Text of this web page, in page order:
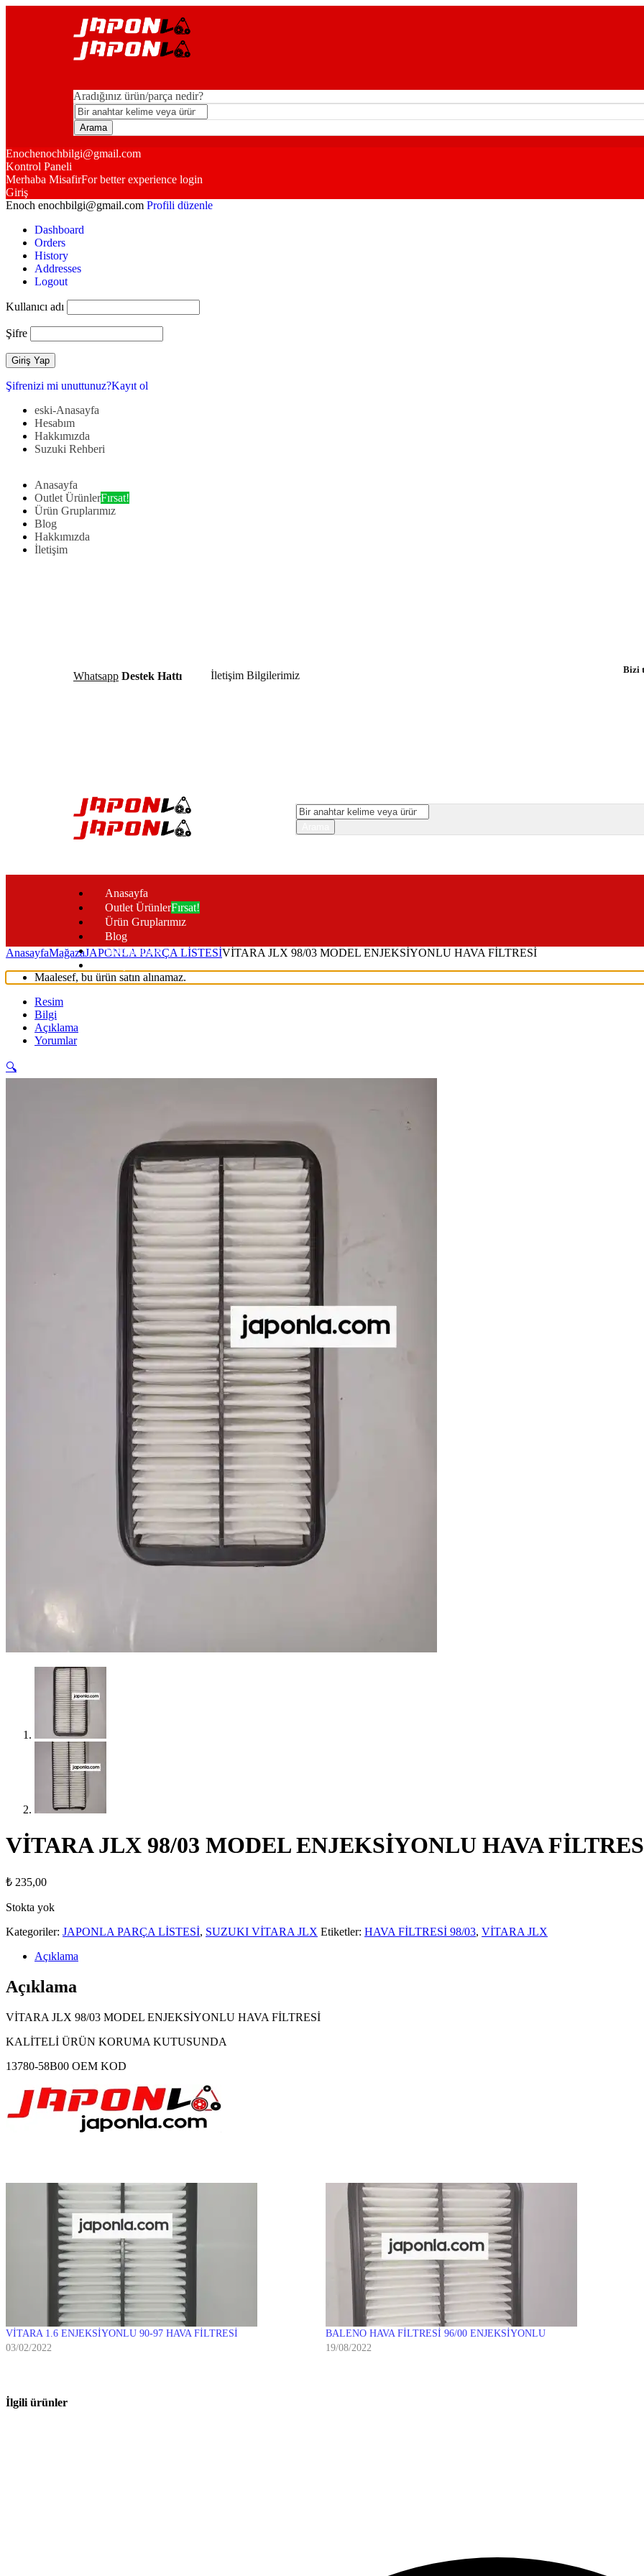
Aradığınız ürün/parça nedir?
Enochenochbilgi@gmail.com
Kontrol Paneli
Merhaba MisafirFor better experience login
Giriş
Enoch enochbilgi@gmail.com Profili düzenle
Dashboard
Orders
History
Addresses
Logout
Kullanıcı adı
Şifre
Şifrenizi mi unuttunuz?Kayıt ol
eski-Anasayfa
Hesabım
Hakkımızda
Suzuki Rehberi
Anasayfa
Outlet ÜrünlerFırsat!
Ürün Gruplarımız
Blog
Hakkımızda
İletişim
Whatsapp Destek Hattı İletişim Bilgilerimiz Bizi
Anasayfa
Outlet ÜrünlerFırsat!
Ürün Gruplarımız
Blog
Hakkımızda
AnasayfaMağazaJAPONLA PARÇA LİSTESİVİTARA JLX 98/03 MODEL ENJEKSİYONLU HAVA FİLTRESİ
Maalesef, bu ürün satın alınamaz.
Resim
Bilgi
Açıklama
Yorumlar
🔍
VİTARA JLX 98/03 MODEL ENJEKSİYONLU HAVA
₺ 235,00
Stokta yok
Kategoriler: JAPONLA PARÇA LİSTESİ, SUZUKI VİTARA JLX Etiketler: HAVA FİLTRESİ 98/03, VİTARA JLX
Açıklama
Açıklama
VİTARA JLX 98/03 MODEL ENJEKSİYONLU HAVA FİLTRESİ
KALİTELİ ÜRÜN KORUMA KUTUSUNDA
13780-58B00 OEM KOD
VİTARA 1.6 ENJEKSİYONLU 90-97 HAVA FİLTRESİ
03/02/2022
BALENO HAVA FİLTRESİ 96/00 ENJEKSİYONLU
19/08/2022
İlgili ürünler